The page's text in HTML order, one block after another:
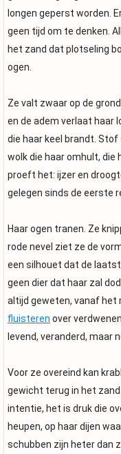
longen geperst worden.
geen tijd om te denken.
het zand dat plotseling
ogen.
Ze valt zwaar op de
en de adem verlaat haar
die haar keel brandt.
wolk die haar omhult, die
proeft het: ijzer en
gelegen sinds de eerste
Haar ogen tranen. Ze
rode nevel ziet ze de
een silhouet dat de
geen dier dat haar zal
altijd geweten, vanaf het
fluisteren over
levend, veranderd, maar
Voor ze overeind kan
gewicht terug in het
intentie, het is druk die
heupen, op haar dijen
schubben zijn heter dan